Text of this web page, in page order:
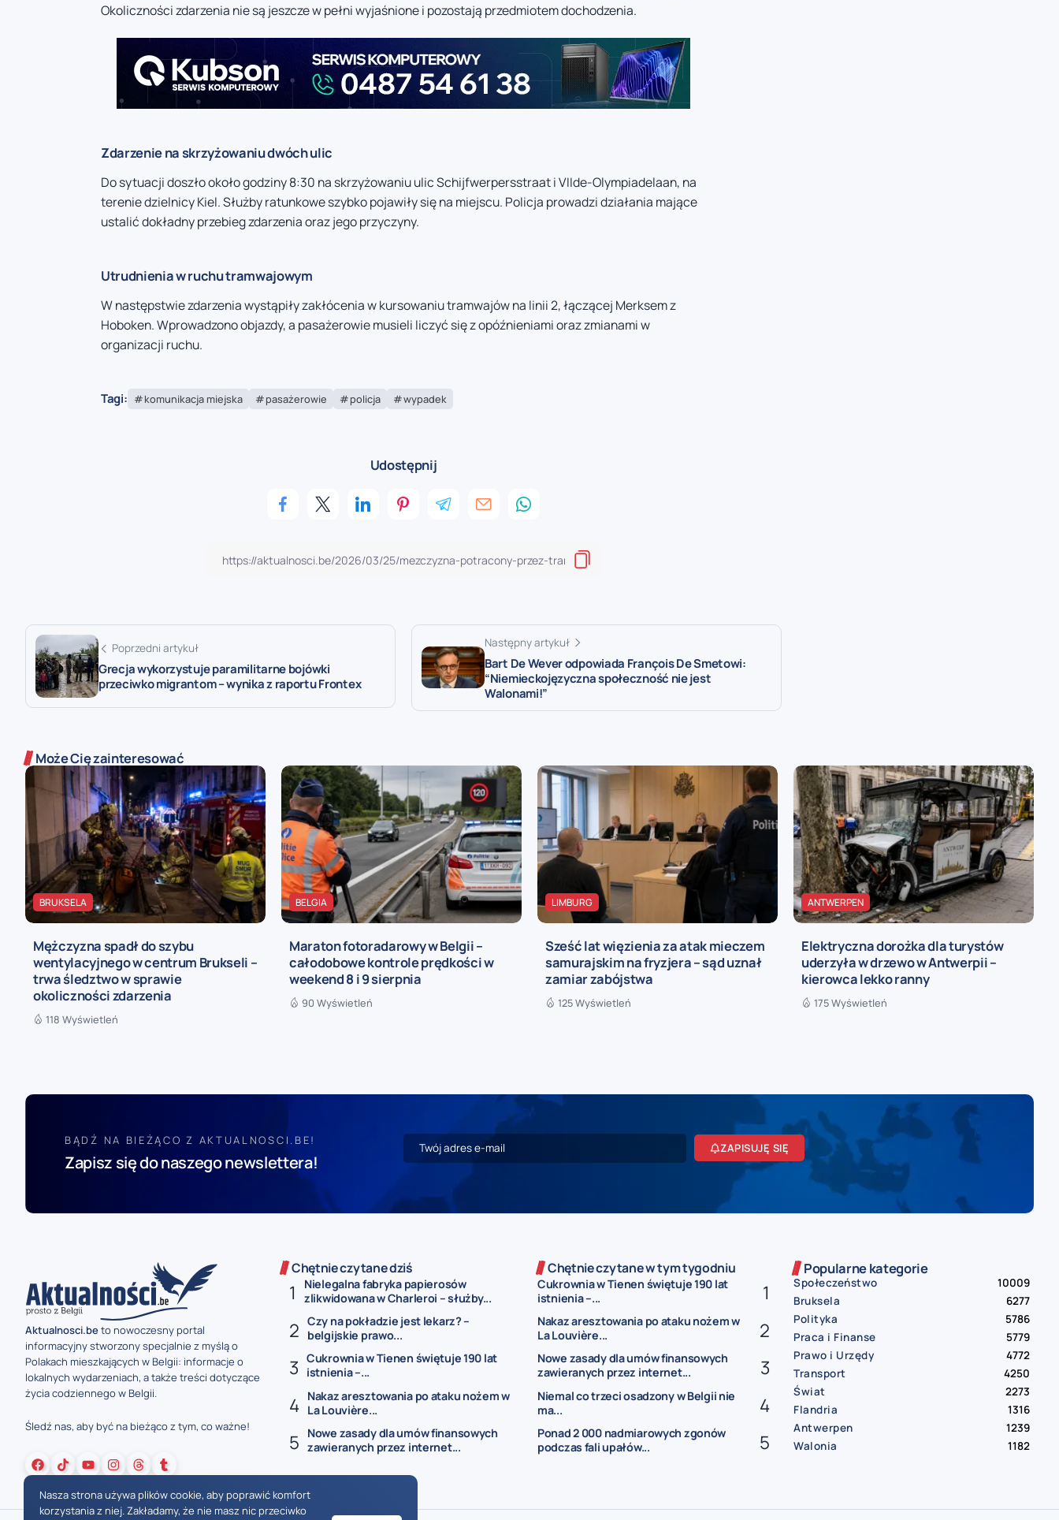
Okoliczności zdarzenia nie są jeszcze w pełni wyjaśnione i pozostają przedmiotem dochodzenia.
Zdarzenie na skrzyżowaniu dwóch ulic
Do sytuacji doszło około godziny 8:30 na skrzyżowaniu ulic Schijfwerpersstraat i VIIde-Olympiadelaan, na
terenie dzielnicy Kiel. Służby ratunkowe szybko pojawiły się na miejscu. Policja prowadzi działania mające
ustalić dokładny przebieg zdarzenia oraz jego przyczyny.
Utrudnienia w ruchu tramwajowym
W następstwie zdarzenia wystąpiły zakłócenia w kursowaniu tramwajów na linii 2, łączącej Merksem z
Hoboken. Wprowadzono objazdy, a pasażerowie musieli liczyć się z opóźnieniami oraz zmianami w
organizacji ruchu.
Tagi: komunikacja miejska pasażerowie policja wypadek
Udostępnij
Poprzedni artykuł
Grecja wykorzystuje paramilitarne bojówki
przeciwko migrantom – wynika z raportu Frontex
Następny artykuł
Bart De Wever odpowiada François De Smetowi:
“Niemieckojęzyczna społeczność nie jest
Walonami!”
Może Cię zainteresować
BRUKSELA
Mężczyzna spadł do szybu
wentylacyjnego w centrum Brukseli –
trwa śledztwo w sprawie
okoliczności zdarzenia
118 Wyświetleń
BELGIA
Maraton fotoradarowy w Belgii –
całodobowe kontrole prędkości w
weekend 8 i 9 sierpnia
90 Wyświetleń
LIMBURG
Sześć lat więzienia za atak mieczem
samurajskim na fryzjera – sąd uznał
zamiar zabójstwa
125 Wyświetleń
ANTWERPEN
Elektryczna dorożka dla turystów
uderzyła w drzewo w Antwerpii –
kierowca lekko ranny
175 Wyświetleń
BĄDŹ NA BIEŻĄCO Z AKTUALNOSCI.BE!
Zapisz się do naszego newslettera!
ZAPISUJĘ SIĘ
Aktualnosci.beto nowoczesny portal
informacyjny stworzony specjalnie z myślą o
Polakach mieszkających w Belgii: informacje o
lokalnych wydarzeniach, a także treści dotyczące
życia codziennego w Belgii.
Śledź nas, aby być na bieżąco z tym, co ważne!
Chętnie czytane dziś
Nielegalna fabryka papierosów
zlikwidowana w Charleroi – służby...
Czy na pokładzie jest lekarz? –
belgijskie prawo...
Cukrownia w Tienen świętuje 190 lat
istnienia –...
Nakaz aresztowania po ataku nożem w
La Louvière...
Nowe zasady dla umów finansowych
zawieranych przez internet...
Chętnie czytane w tym tygodniu
Cukrownia w Tienen świętuje 190 lat
istnienia –...
Nakaz aresztowania po ataku nożem w
La Louvière...
Nowe zasady dla umów finansowych
zawieranych przez internet...
Niemal co trzeci osadzony w Belgii nie
ma...
Ponad 2 000 nadmiarowych zgonów
podczas fali upałów...
Popularne kategorie
Społeczeństwo
10009
Bruksela
6277
Polityka
5786
Praca i Finanse
5779
Prawo i Urzędy
4772
Transport
4250
Świat
2273
Flandria
1316
Antwerpen
1239
Walonia
1182
Nasza strona używa plików cookie, aby poprawić komfort
korzystania z niej. Zakładamy, że nie masz nic przeciwko